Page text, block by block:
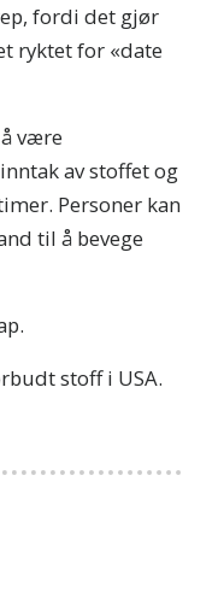
fordi det gjør
ryktet for «date
være
av stoffet og
Personer kan
til å bevege
stoff i USA.